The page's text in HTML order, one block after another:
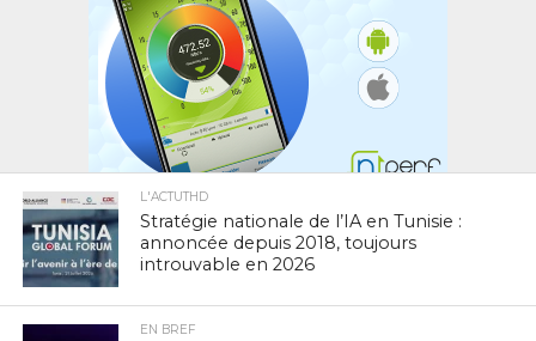
L'ACTUTHD
Stratégie nationale de l’IA en Tunisie :
annoncée depuis 2018, toujours
introuvable en 2026
EN BREF